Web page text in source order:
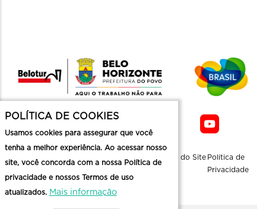
Mapa do Site Politica de
Privacidade
POLÍTICA DE COOKIES
Usamos cookies para assegurar que você
tenha a melhor experiência. Ao acessar nosso
site, você concorda com a nossa Política de
privacidade e nossos Termos de uso
atualizados. Mais informação